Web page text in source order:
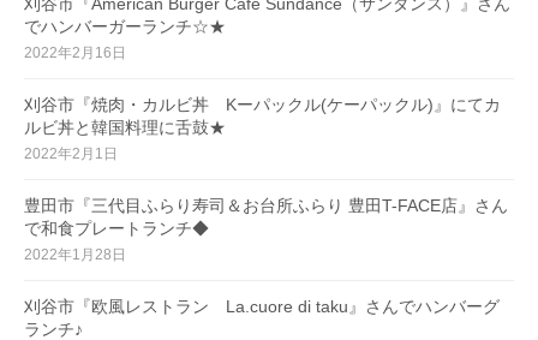
でハンバーガーランチ☆★
2022年2月16日
刈谷市『焼肉・カルビ丼 Kーパックル(ケーパックル)』にてカ
ルビ丼と韓国料理に舌鼓★
2022年2月1日
豊田市『三代目ふらり寿司＆お台所ふらり 豊田T-FACE店』さん
で和食プレートランチ◆
2022年1月28日
刈谷市『欧風レストラン La.cuore di taku』さんでハンバーグ
ランチ♪